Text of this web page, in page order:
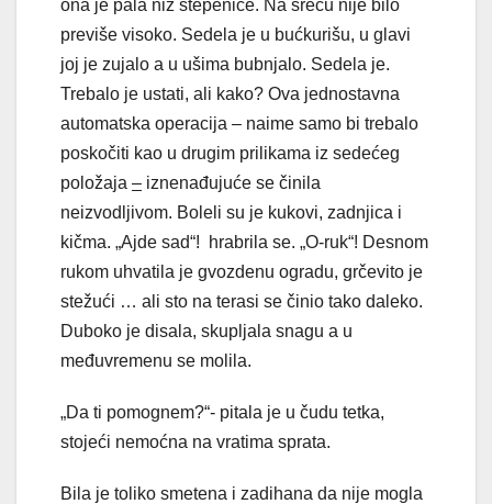
ona je pala niz stepenice. Na sreću nije bilo
previše visoko. Sedela je u bućkurišu, u glavi
joj je zujalo a u ušima bubnjalo. Sedela je.
Trebalo je ustati, ali kako? Ova jednostavna
automatska operacija – naime samo bi trebalo
poskočiti kao u drugim prilikama iz sedećeg
položaja – iznenađujuće se činila
neizvodljivom. Boleli su je kukovi, zadnjica i
kičma. „Ajde sad“! hrabrila se. „O-ruk“! Desnom
rukom uhvatila je gvozdenu ogradu, grčevito je
stežući … ali sto na terasi se činio tako daleko.
Duboko je disala, skupljala snagu a u
međuvremenu se molila.
„Da ti pomognem?“- pitala je u čudu tetka,
stojeći nemoćna na vratima sprata.
Bila je toliko smetena i zadihana da nije mogla